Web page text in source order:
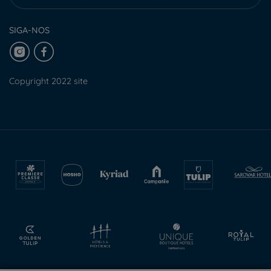
SIGA-NOS
Copyright 2022 site